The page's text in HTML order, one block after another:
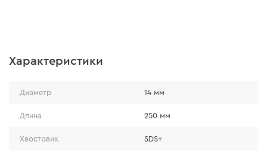
Характеристики
Диаметр 14 мм
Длина 250 мм
Хвостовик SDS+